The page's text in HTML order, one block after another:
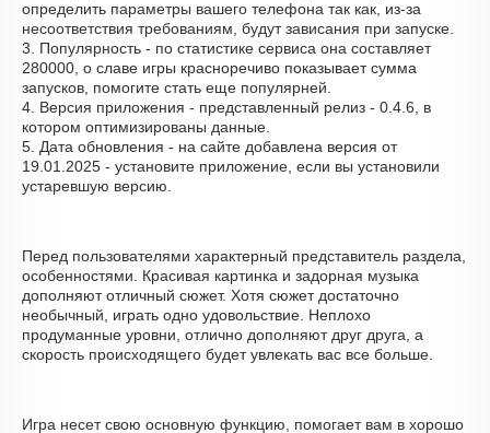
определить параметры вашего телефона так как, из-за
несоответствия требованиям, будут зависания при запуске.
3. Популярность - по статистике сервиса она составляет
280000, о cлаве игры красноречиво показывает сумма
запусков, помогите стать еще популярней.
4. Версия приложения - представленный релиз - 0.4.6, в
котором оптимизированы данные.
5. Дата обновления - на сайте добавлена версия от
19.01.2025 - установите приложение, если вы установили
устаревшую версию.
Перед пользователями характерный представитель раздела,
особенностями. Красивая картинка и задорная музыка
дополняют отличный сюжет. Хотя сюжет достаточно
необычный, играть одно удовольствие. Неплохо
продуманные уровни, отлично дополняют друг друга, а
скорость происходящего будет увлекать вас все больше.
Игра несет свою основную функцию, помогает вам в хорошо